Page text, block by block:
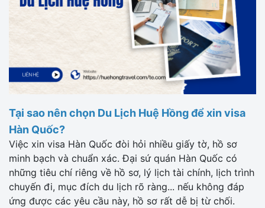
Tại sao nên chọn Du Lịch Huệ Hồng để xin visa
Hàn Quốc?
Việc xin visa Hàn Quốc đòi hỏi nhiều giấy tờ, hồ sơ
minh bạch và chuẩn xác. Đại sứ quán Hàn Quốc có
những tiêu chí riêng về hồ sơ, lý lịch tài chính, lịch trình
chuyến đi, mục đích du lịch rõ ràng... nếu không đáp
ứng được các yêu cầu này, hồ sơ rất dễ bị từ chối.